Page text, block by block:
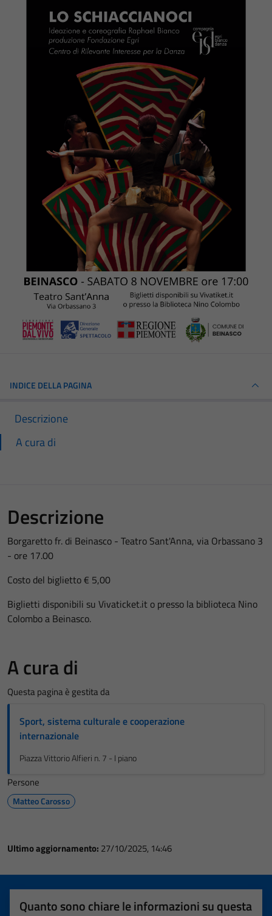
INDICE DELLA PAGINA
Descrizione
A cura di
Descrizione
Borgaretto fr. di Beinasco - Teatro Sant'Anna, via Orbassano 3
- ore 17.00
Costo del biglietto € 5,00
Biglietti disponibili su Vivaticket.it o presso la biblioteca Nino
Colombo a Beinasco.
A cura di
Questa pagina è gestita da
Sport, sistema culturale e cooperazione
internazionale
Piazza Vittorio Alfieri n. 7 - I piano
Persone
Matteo Carosso
Ultimo aggiornamento: 27/10/2025, 14:46
Quanto sono chiare le informazioni su questa